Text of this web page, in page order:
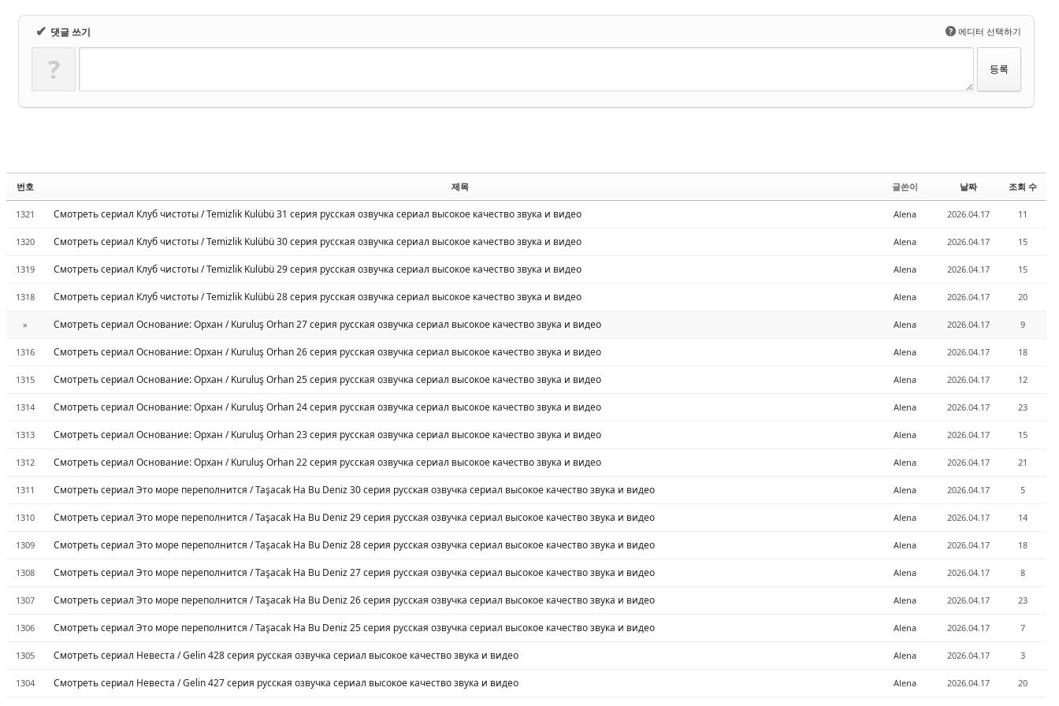
✔ 댓글 쓰기 ? 에디터 선택하기
?
번호 제목 글쓴이 날짜 조회 수
1321 Смотреть сериал Клуб чистоты / Temizlik Kulübü 31 серия русская озвучка сериал высокое качество звука и видео Alena 2026.04.17 11
1320 Смотреть сериал Клуб чистоты / Temizlik Kulübü 30 серия русская озвучка сериал высокое качество звука и видео Alena 2026.04.17 15
1319 Смотреть сериал Клуб чистоты / Temizlik Kulübü 29 серия русская озвучка сериал высокое качество звука и видео Alena 2026.04.17 15
1318 Смотреть сериал Клуб чистоты / Temizlik Kulübü 28 серия русская озвучка сериал высокое качество звука и видео Alena 2026.04.17 20
» Смотреть сериал Основание: Орхан / Kuruluş Orhan 27 серия русская озвучка сериал высокое качество звука и видео Alena 2026.04.17 9
1316 Смотреть сериал Основание: Орхан / Kuruluş Orhan 26 серия русская озвучка сериал высокое качество звука и видео Alena 2026.04.17 18
1315 Смотреть сериал Основание: Орхан / Kuruluş Orhan 25 серия русская озвучка сериал высокое качество звука и видео Alena 2026.04.17 12
1314 Смотреть сериал Основание: Орхан / Kuruluş Orhan 24 серия русская озвучка сериал высокое качество звука и видео Alena 2026.04.17 23
1313 Смотреть сериал Основание: Орхан / Kuruluş Orhan 23 серия русская озвучка сериал высокое качество звука и видео Alena 2026.04.17 15
1312 Смотреть сериал Основание: Орхан / Kuruluş Orhan 22 серия русская озвучка сериал высокое качество звука и видео Alena 2026.04.17 21
1311 Смотреть сериал Это море переполнится / Taşacak Ha Bu Deniz 30 серия русская озвучка сериал высокое качество звука и видео Alena 2026.04.17 5
1310 Смотреть сериал Это море переполнится / Taşacak Ha Bu Deniz 29 серия русская озвучка сериал высокое качество звука и видео Alena 2026.04.17 14
1309 Смотреть сериал Это море переполнится / Taşacak Ha Bu Deniz 28 серия русская озвучка сериал высокое качество звука и видео Alena 2026.04.17 18
1308 Смотреть сериал Это море переполнится / Taşacak Ha Bu Deniz 27 серия русская озвучка сериал высокое качество звука и видео Alena 2026.04.17 8
1307 Смотреть сериал Это море переполнится / Taşacak Ha Bu Deniz 26 серия русская озвучка сериал высокое качество звука и видео Alena 2026.04.17 23
1306 Смотреть сериал Это море переполнится / Taşacak Ha Bu Deniz 25 серия русская озвучка сериал высокое качество звука и видео Alena 2026.04.17 7
1305 Смотреть сериал Невеста / Gelin 428 серия русская озвучка сериал высокое качество звука и видео Alena 2026.04.17 3
1304 Смотреть сериал Невеста / Gelin 427 серия русская озвучка сериал высокое качество звука и видео Alena 2026.04.17 20